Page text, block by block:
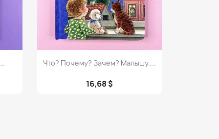
Просмотр
Что? Почему? Зачем? Малышу....
16,68 $